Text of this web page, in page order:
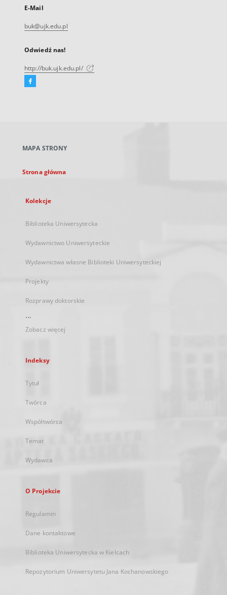
E-Mail
buk@ujk.edu.pl
Odwiedź nas!
http://buk.ujk.edu.pl/
Facebook
karcie
MAPA STRONY
Strona główna
Kolekcje
Biblioteka Uniwersytecka
Wydawnictwo Uniwersyteckie
Wydawnictwa własne Biblioteki Uniwersyteckiej
Projekty
Rozprawy doktorskie
...
Zobacz więcej
Indeksy
Tytuł
Twórca
Współtwórca
Temat
Wydawca
O Projekcie
Regulamin
Dane kontaktowe
Biblioteka Uniwersytecka w Kielcach
Repozytorium Uniwersytetu Jana Kochanowskiego